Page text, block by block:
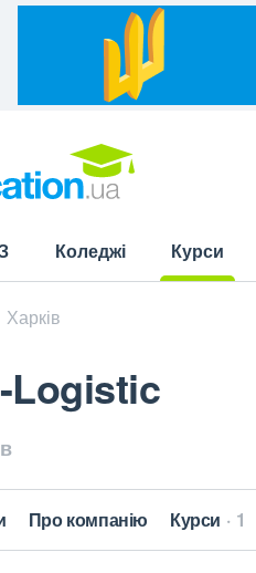
Коледжі
Курси
Харків
Logistic
Про компанію Курси 1